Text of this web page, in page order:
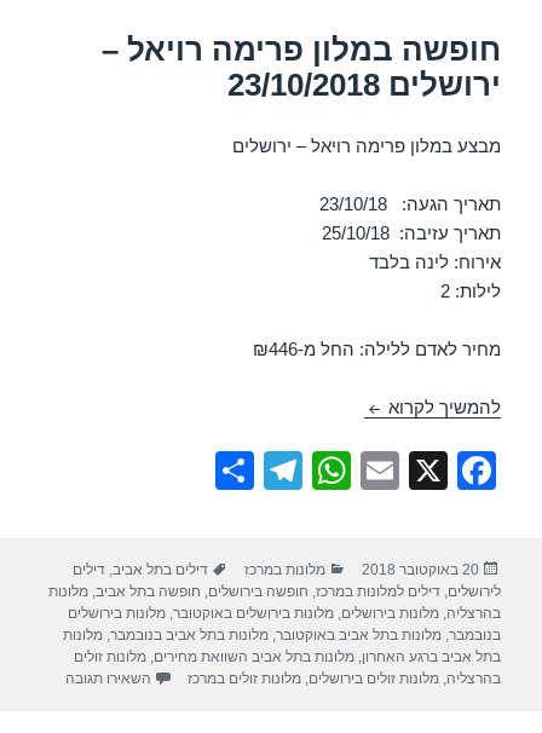
חופשה במלון פרימה רויאל –
ירושלים 23/10/2018
מבצע במלון פרימה רויאל – ירושלים
תאריך הגעה: 23/10/18
תאריך עזיבה: 25/10/18
אירוח: לינה בלבד
לילות: 2
מחיר לאדם ללילה: החל מ-₪446
להמשיך לקרוא חופשה במלון פרימה רויאל – ירושלים 23/10/2018
F
e
b
o
X
E
W
s
A
p
T
gr
a
m
e
פורסם
בתאריך
20 באוקטובר 2018 קטגוריות
מלונות במרכז תגיות
דילים בתל אביב,דילים
לירושלים,דילים למלונות במרכז, חופשה בירושלים, חופשה בתל אביב,מלונות
בהרצליה,מלונות בירושלים,מלונות בירושלים באוקטובר,מלונות בירושלים
בנובמבר,מלונות בתל אביב באוקטובר,מלונות בתל אביב בנובמבר,מלונות
בתל אביב ברגע האחרון,מלונות בתל אביב השוואת מחירים,מלונות זולים
בהרצליה,מלונות זולים בירושלים,מלונות זולים במרכז השאירו תגובה